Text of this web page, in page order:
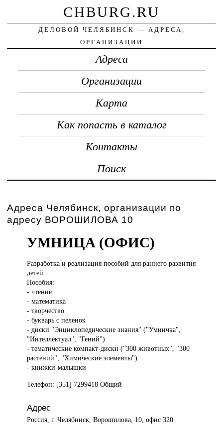
CHBURG.RU
ДЕЛОВОЙ ЧЕЛЯБИНСК — АДРЕСА,
ОРГАНИЗАЦИИ
Адреса
Организации
Карта
Как попасть в каталог
Контакты
Поиск
Адреса Челябинск, организации по
адресу ВОРОШИЛОВА 10
УМНИЦА (ОФИС)
Разработка иреализация пособий для раннего развития
детей
Пособия:
- чтение
- математика
- творчество
- букварь с пеленок
- диски "Энциклопедические знания" ("Умничка",
"Интеллектуал", "Гений")
- тематические компакт-диски ("300 животных", "300
растений", "Химические элементы")
- книжки-малышки
Телефон: [351] 7299418 Общий
Адрес
Россия, г. Челябинск, Ворошилова, 10, офис 320